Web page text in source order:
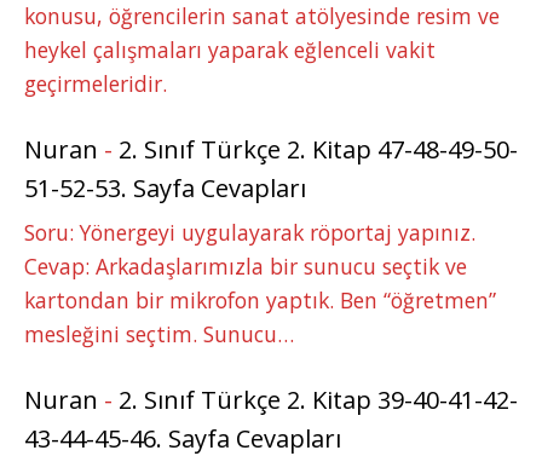
konusu, öğrencilerin sanat atölyesinde resim ve
heykel çalışmaları yaparak eğlenceli vakit
geçirmeleridir.
Nuran - 2. Sınıf Türkçe 2. Kitap 47-48-49-50-
51-52-53. Sayfa Cevapları
Soru: Yönergeyi uygulayarak röportaj yapınız.
Cevap: Arkadaşlarımızla bir sunucu seçtik ve
kartondan bir mikrofon yaptık. Ben “öğretmen”
mesleğini seçtim. Sunucu…
Nuran - 2. Sınıf Türkçe 2. Kitap 39-40-41-42-
43-44-45-46. Sayfa Cevapları